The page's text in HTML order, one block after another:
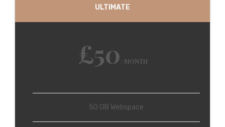
ULTIMATE
£50 / MONTH
50 GB Webspace